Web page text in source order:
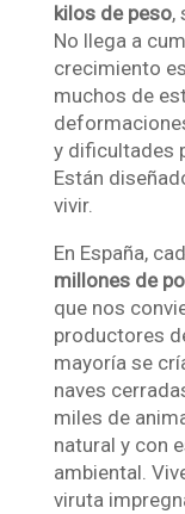
kilos de peso,
No llega a
crecimiento
muchos de
y dificultades
Están
vivir.
En España,
millones de
que nos
productores
mayoría se
naves
miles de
natural y con
ambiental.
viruta